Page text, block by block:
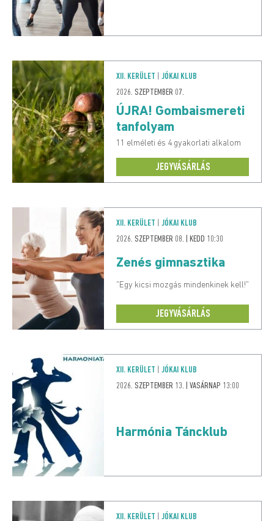
XII. KERÜLET
JÓKAI KLUB
2026. SZEPTEMBER 07.
ÚJRA! Gombaismereti
tanfolyam
11 elméleti és 4 gyakorlati alkalom
JEGYVÁSÁRLÁS
XII. KERÜLET
JÓKAI KLUB
2026. SZEPTEMBER 08. | KEDD 10:30
Zenés gimnasztika
"Egy kicsi mozgás mindenkinek kell!"
JEGYVÁSÁRLÁS
XII. KERÜLET
JÓKAI KLUB
2026. SZEPTEMBER 13. | VASÁRNAP 13:00
Harmónia Táncklub
XII. KERÜLET JÓKAI KLUB